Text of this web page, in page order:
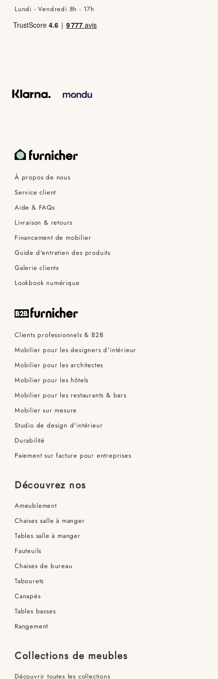
Lundi - Vendredi 8h - 17h
À propos de nous
Service client
Aide & FAQs
Livraison & retours
Financement de mobilier
Guide d'entretien des produits
Galerie clients
Lookbook numérique
Clients professionnels & B2B
Mobilier pour les designers d'intérieur
Mobilier pour les architectes
Mobilier pour les hôtels
Mobilier pour les restaurants & bars
Mobilier sur mesure
Studio de design d'intérieur
Durabilité
Paiement sur facture pour entreprises
Découvrez nos
Ameublement
Chaises salle à manger
Tables salle à manger
Fauteuils
Chaises de bureau
Tabourets
Canapés
Tables basses
Rangement
Collections de meubles
Découvrir toutes les collections